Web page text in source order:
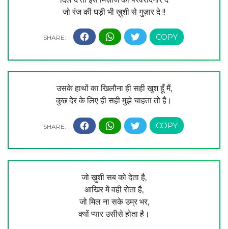
जो रंज की घड़ी भी ख़ुशी से गुज़ार दे !!
उसके हाथों का खिलौना ही सही खुश हूँ मैं,
कुछ देर के लिए ही सही मुझे चाहता तो है।
जो ख़ुशी सब को देता है,
आखिर में वही रोता है,
जो मिल ना सके उम्र भर,
क्यों प्यार उसीसे होता है।